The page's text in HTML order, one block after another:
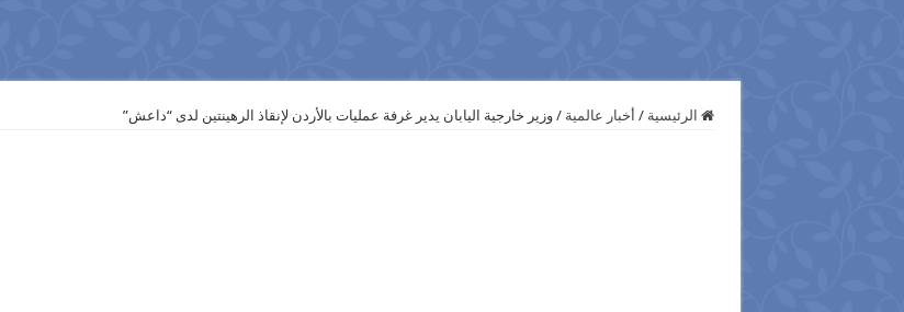
الرئيسية / أخبار عالمية / وزير خارجية اليابان يدير غرفة عمليات بالأردن لإنقاذ الرهينتين لدى “‫‏داعش‬”